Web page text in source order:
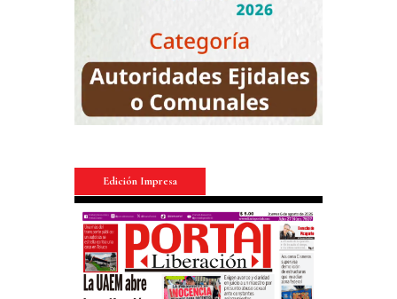
Edición Impresa